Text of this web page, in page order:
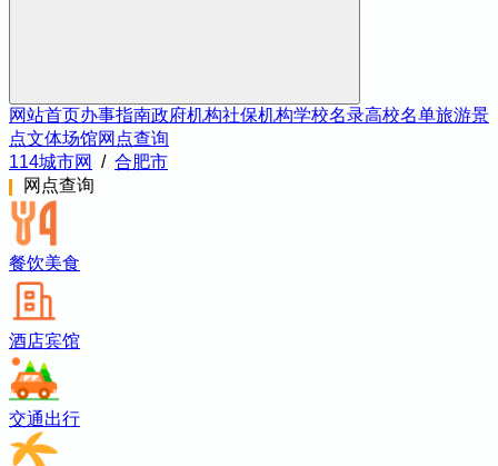
网站首页办事指南政府机构社保机构学校名录高校名单旅游景
点文体场馆网点查询
114城市网
/ 合肥市
网点查询
餐饮美食
酒店宾馆
交通出行